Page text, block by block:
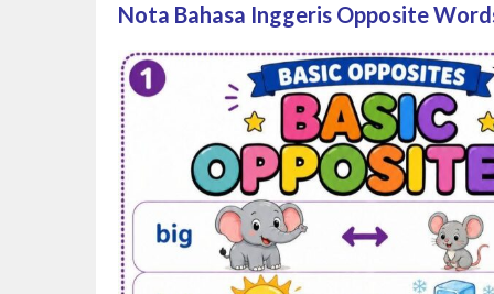
Nota Bahasa Inggeris Opposite